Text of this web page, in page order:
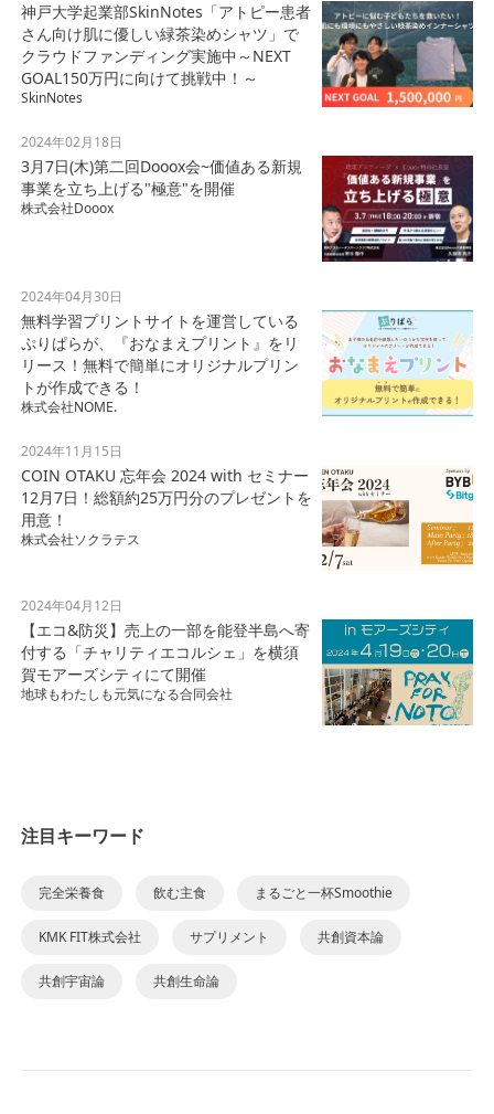
神戸大学起業部SkinNotes「アトピー患者
さん向け肌に優しい緑茶染めシャツ」で
クラウドファンディング実施中～NEXT
GOAL150万円に向けて挑戦中！～
SkinNotes
2024年02月18日
3月7日(木)第二回Dooox会~価値ある新規
事業を立ち上げる"極意"を開催
株式会社Dooox
2024年04月30日
無料学習プリントサイトを運営している
ぷりぱらが、『おなまえプリント』をリ
リース！無料で簡単にオリジナルプリン
トが作成できる！
株式会社NOME.
2024年11月15日
COIN OTAKU 忘年会 2024 with セミナー
12月7日！総額約25万円分のプレゼントを
用意！
株式会社ソクラテス
2024年04月12日
【エコ&防災】売上の一部を能登半島へ寄
付する「チャリティエコルシェ」を横須
賀モアーズシティにて開催
地球もわたしも元気になる合同会社
注目キーワード
完全栄養食 飲む主食 まるごと一杯Smoothie
KMK FIT株式会社 サプリメント 共創資本論
共創宇宙論 共創生命論